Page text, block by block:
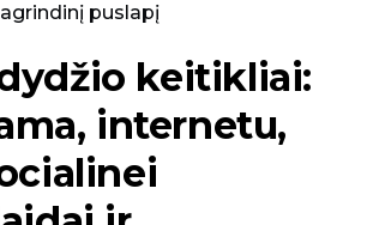
puslapį
keitikliai:
internetu,